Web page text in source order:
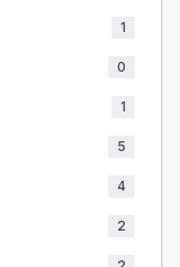
1
0
1
5
4
2